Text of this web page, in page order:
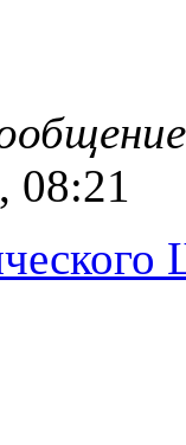
08:21